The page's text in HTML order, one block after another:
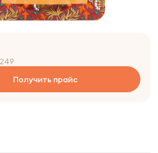
Получить прайс